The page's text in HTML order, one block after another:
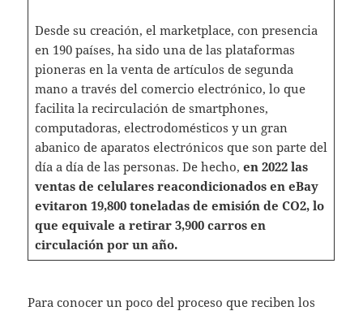
Desde su creación, el marketplace, con presencia
en 190 países, ha sido una de las plataformas
pioneras en la venta de artículos de segunda
mano a través del comercio electrónico, lo que
facilita la recirculación de smartphones,
computadoras, electrodomésticos y un gran
abanico de aparatos electrónicos que son parte del
día a día de las personas. De hecho, en 2022 las
ventas de celulares reacondicionados en eBay
evitaron 19,800 toneladas de emisión de CO2, lo
que equivale a retirar 3,900 carros en
circulación por un año.
Para conocer un poco del proceso que reciben los